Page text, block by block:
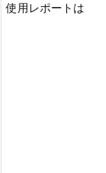
使用レポートは